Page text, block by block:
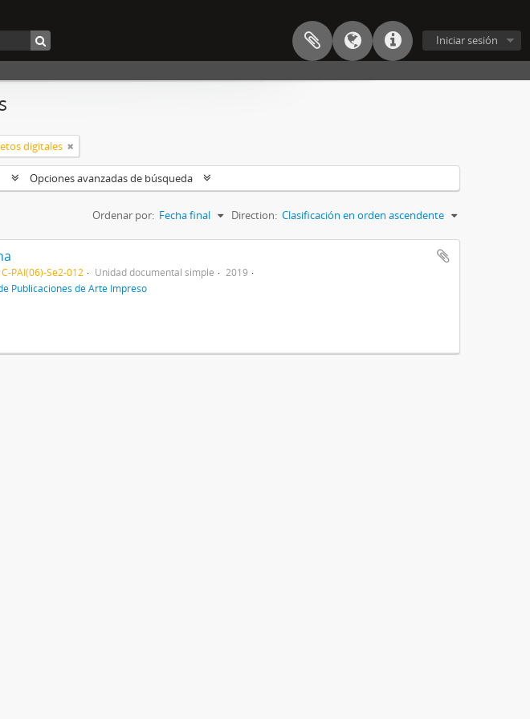
Iniciar sesión
digitales
Opciones avanzadas de búsqueda
Ordenar por: Fecha final Direction: Clasificación en orden ascendente
PAI(06)-Se2-012 Unidad documental simple
2019
Publicaciones de Arte Impreso